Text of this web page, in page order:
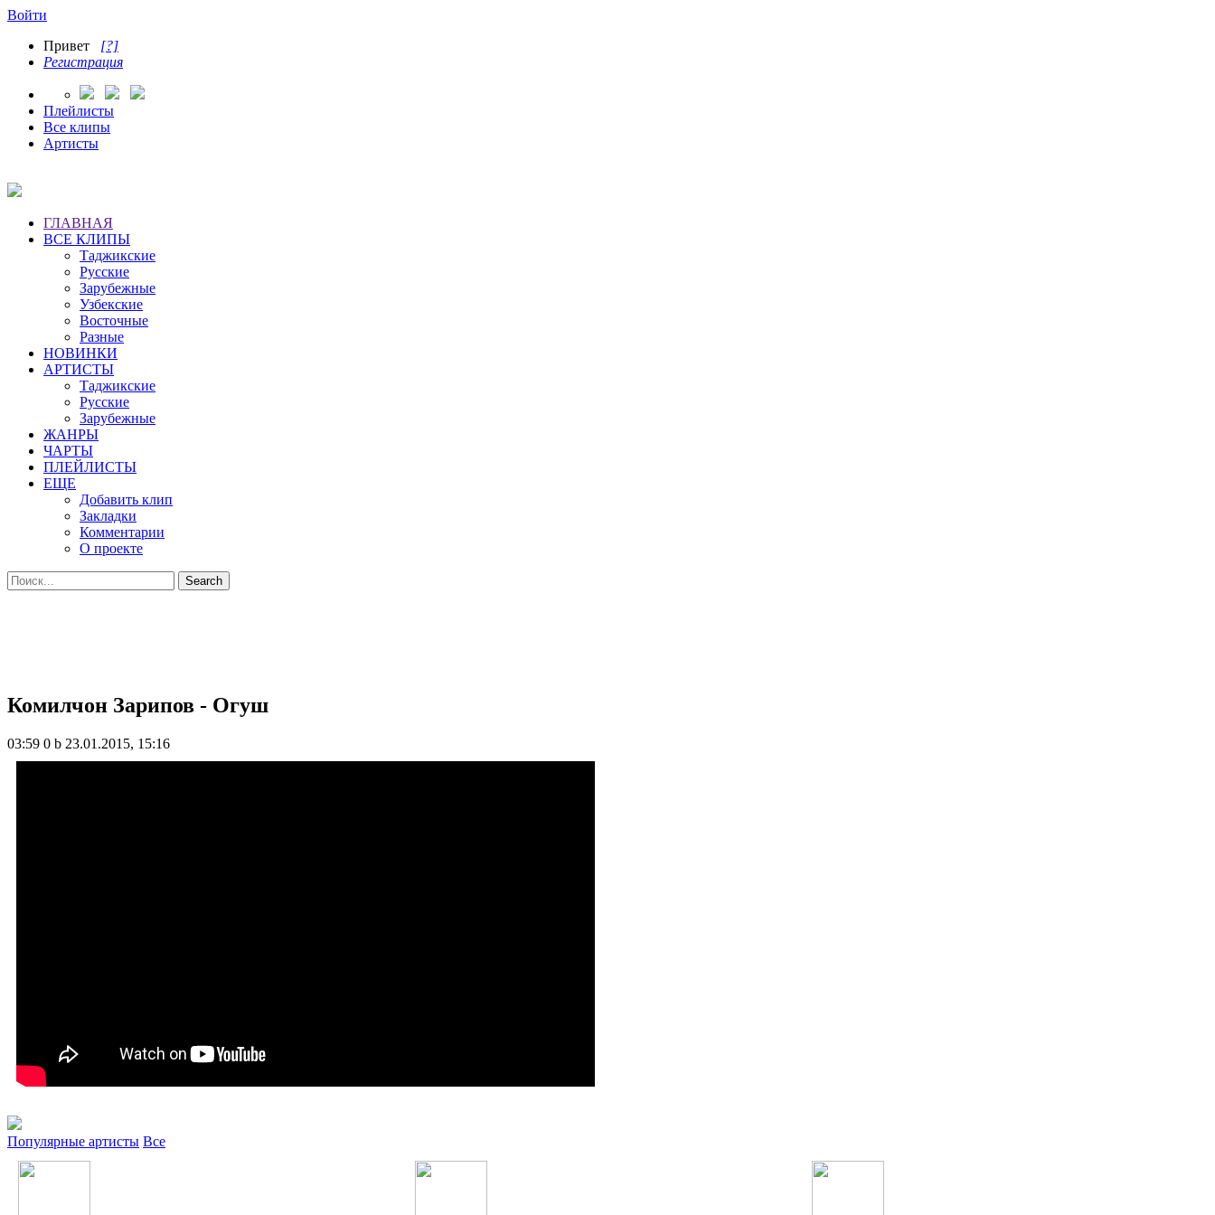
Войти
Привет [?]
Регистрация
Плейлисты
Все клипы
Артисты
ГЛАВНАЯ
ВСЕ КЛИПЫ
Таджикские
Русские
Зарубежные
Узбекские
Восточные
Разные
НОВИНКИ
АРТИСТЫ
Таджикские
Русские
Зарубежные
ЖАНРЫ
ЧАРТЫ
ПЛЕЙЛИСТЫ
ЕЩЕ
Добавить клип
Закладки
Комментарии
О проекте
Комилчон Зарипов - Огуш
03:59 0 b 23.01.2015, 15:16
Популярные артисты Все